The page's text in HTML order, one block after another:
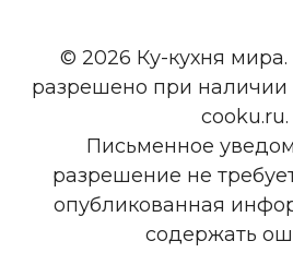
© 2026 Ку-кухня
разрешено при наличии
cooku.ru.
Письменное
разрешение не
опубликованная
содержать